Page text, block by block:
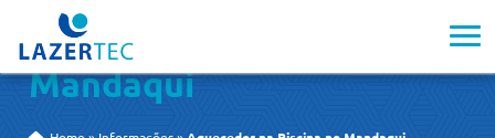
Aquecedor na Piscina no
Mandaqui